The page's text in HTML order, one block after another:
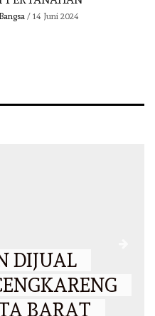
/ 14 Juni 2024
DIJUAL
BARAT